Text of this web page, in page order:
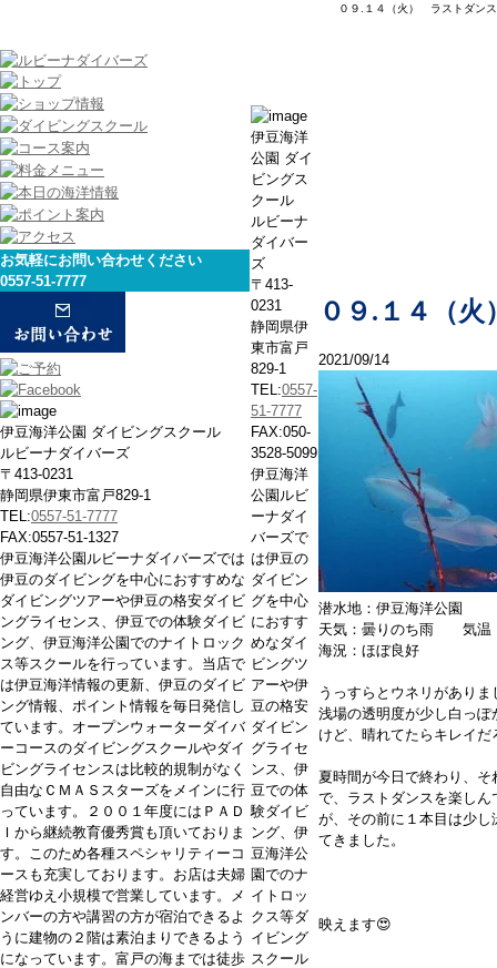
０９.１４（火） ラストダンス
お気軽にお問い合わせください
0557-51-7777
伊豆海洋公園 ダイビングスクール
ルビーナダイバーズ
〒413-0231
静岡県伊東市富戸829-1
TEL:0557-51-7777
FAX:0557-51-1327
伊豆海洋公園ルビーナダイバーズでは
伊豆のダイビングを中心におすすめな
ダイビングツアーや伊豆の格安ダイビ
ングライセンス、伊豆での体験ダイビ
ング、伊豆海洋公園でのナイトロック
ス等スクールを行っています。当店で
は伊豆海洋情報の更新、伊豆のダイビ
ング情報、ポイント情報を毎日発信し
ています。オープンウォーターダイバ
ーコースのダイビングスクールやダイ
ビングライセンスは比較的規制がなく
自由なＣＭＡＳスターズをメインに行
っています。２００１年度にはＰＡＤ
Ｉから継続教育優秀賞も頂いておりま
す。このため各種スペシャリティーコ
ースも充実しております。お店は夫婦
経営ゆえ小規模で営業しています。メ
ンバーの方や講習の方が宿泊できるよ
うに建物の２階は素泊まりできるよう
になっています。富戸の海までは徒歩
０９.１４（
2021/09/14
潜水地：伊豆海洋公園
天気：曇りのち雨 気
海況：ほぼ良好
うっすらとウネリがあり
浅場の透明度が少し白っ
けど、晴れてたらキレイ
夏時間が今日で終わり、
で、ラストダンスを楽しん
が、その前に１本目は少
てきました。
映えます😍
伊豆海洋
公園 ダイ
ビングス
クール
ルビーナ
ダイバー
ズ
〒413-
0231
静岡県伊
東市富戸
829-1
TEL:0557-
51-7777
FAX:050-
3528-5099
伊豆海洋
公園ルビ
ーナダイ
バーズで
は伊豆の
ダイビン
グを中心
におすす
めなダイ
ビングツ
アーや伊
豆の格安
ダイビン
グライセ
ンス、伊
豆での体
験ダイビ
ング、伊
豆海洋公
園でのナ
イトロッ
クス等ダ
イビング
スクール